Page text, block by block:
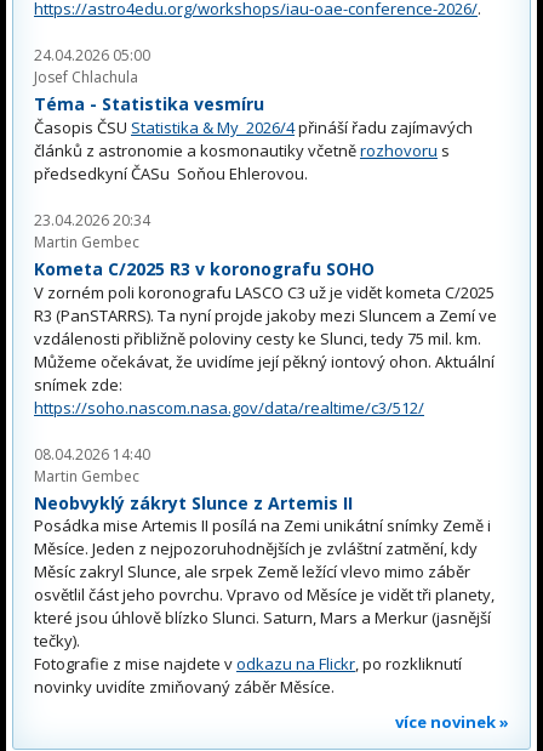
https://astro4edu.org/workshops/iau-oae-conference-2026/.
24.04.2026 05:00
Josef Chlachula
Téma - Statistika vesmíru
Časopis ČSU Statistika & My 2026/4přináší řadu zajímavých
článků z astronomie a kosmonautiky včetněrozhovoru s
předsedkyní ČASu Soňou Ehlerovou.
23.04.2026 20:34
Martin Gembec
Kometa C/2025 R3 v koronografu SOHO
V zorném poli koronografu LASCO C3 už je vidět kometa C/2025
R3 (PanSTARRS). Ta nyní projde jakoby mezi Sluncem a Zemí ve
vzdálenosti přibližně poloviny cesty ke Slunci, tedy 75 mil. km.
Můžeme očekávat, že uvidíme její pěkný iontový ohon. Aktuální
snímek zde:
https://soho.nascom.nasa.gov/data/realtime/c3/512/
08.04.2026 14:40
Martin Gembec
Neobvyklý zákryt Slunce z Artemis II
Posádka mise Artemis II posílá na Zemi unikátní snímky Země i
Měsíce. Jeden z nejpozoruhodnějších je zvláštní zatmění, kdy
Měsíc zakryl Slunce, ale srpek Země ležící vlevo mimo záběr
osvětlil část jeho povrchu. Vpravo od Měsíce je vidět tři planety,
které jsou úhlově blízko Slunci. Saturn, Mars a Merkur (jasnější
tečky).
Fotografie z mise najdete vodkazu na Flickr, po rozkliknutí
novinky uvidíte zmiňovaný záběr Měsíce.
více novinek »